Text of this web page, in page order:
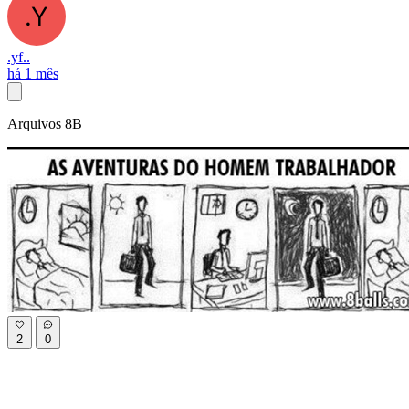
.yf..
há 1 mês
Arquivos 8B
2 0